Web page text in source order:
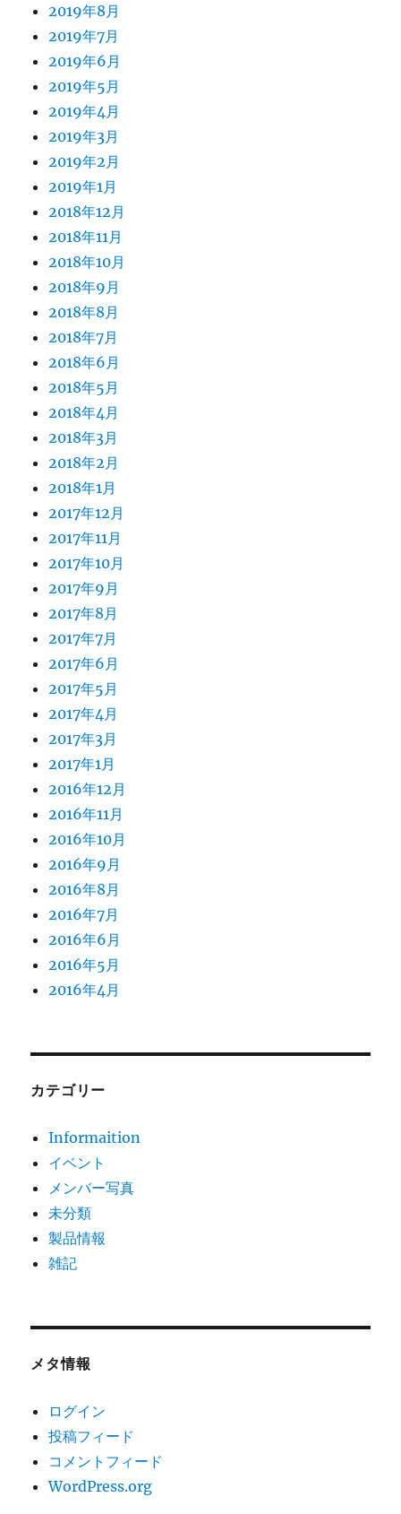
2019年8月
2019年7月
2019年6月
2019年5月
2019年4月
2019年3月
2019年2月
2019年1月
2018年12月
2018年11月
2018年10月
2018年9月
2018年8月
2018年7月
2018年6月
2018年5月
2018年4月
2018年3月
2018年2月
2018年1月
2017年12月
2017年11月
2017年10月
2017年9月
2017年8月
2017年7月
2017年6月
2017年5月
2017年4月
2017年3月
2017年1月
2016年12月
2016年11月
2016年10月
2016年9月
2016年8月
2016年7月
2016年6月
2016年5月
2016年4月
カテゴリー
Informaition
イベント
メンバー写真
未分類
製品情報
雑記
メタ情報
ログイン
投稿フィード
コメントフィード
WordPress.org